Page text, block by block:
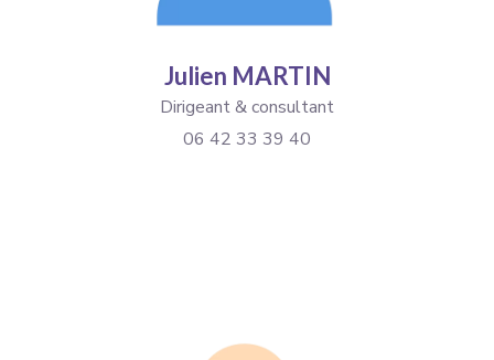
Julien MARTIN
Dirigeant & consultant
06 42 33 39 40